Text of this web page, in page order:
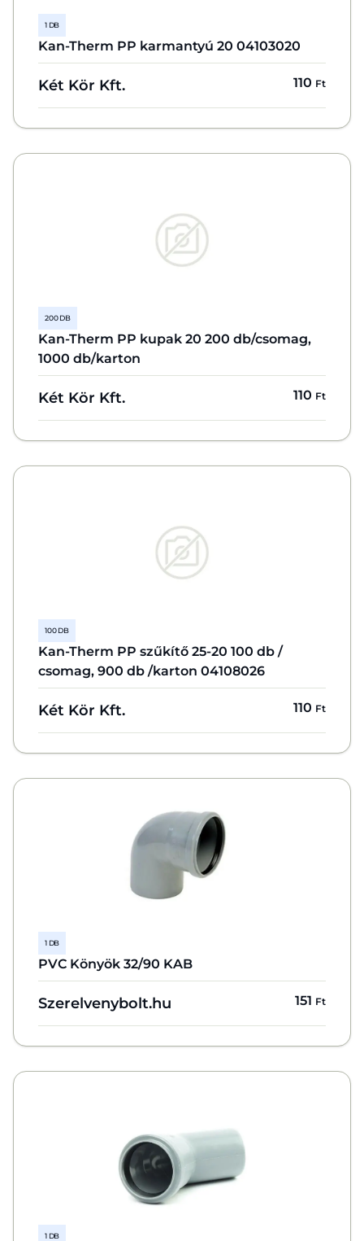
1 DB
Kan-Therm PP karmantyú 20 04103020
Két Kör Kft. 110 Ft
200 DB
Kan-Therm PP kupak 20 200 db/csomag,
1000 db/karton
Két Kör Kft. 110 Ft
100 DB
Kan-Therm PP szűkítő 25-20 100 db /
csomag, 900 db /karton 04108026
Két Kör Kft. 110 Ft
1 DB
PVC Könyök 32/90 KAB
Szerelvenybolt.hu 151 Ft
1 DB